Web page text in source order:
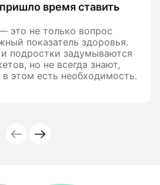
время ставить
это не только вопрос
показатель здоровья.
подростки задумываются
но не всегда знают,
этом есть необходимость.